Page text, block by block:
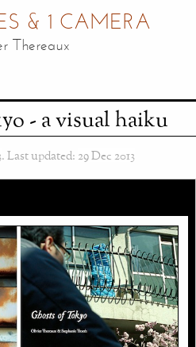
& 1 CAMERA
Thereaux
- a visual haiku
. Last updated: 29 Dec 2013